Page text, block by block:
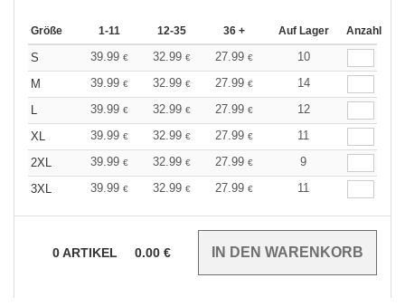
Größe 1-11 12-35 36 + Auf Lager Anzahl
S 39.99 € 32.99 € 27.99 €
10
M
39.99 € 32.99 € 27.99 €
14
L
39.99 € 32.99 € 27.99 €
12
XL
39.99 € 32.99 € 27.99 €
11
2XL
39.99 € 32.99 € 27.99 €
9
3XL
39.99 € 32.99 € 27.99 € 11
0ARTIKEL 0.00 €